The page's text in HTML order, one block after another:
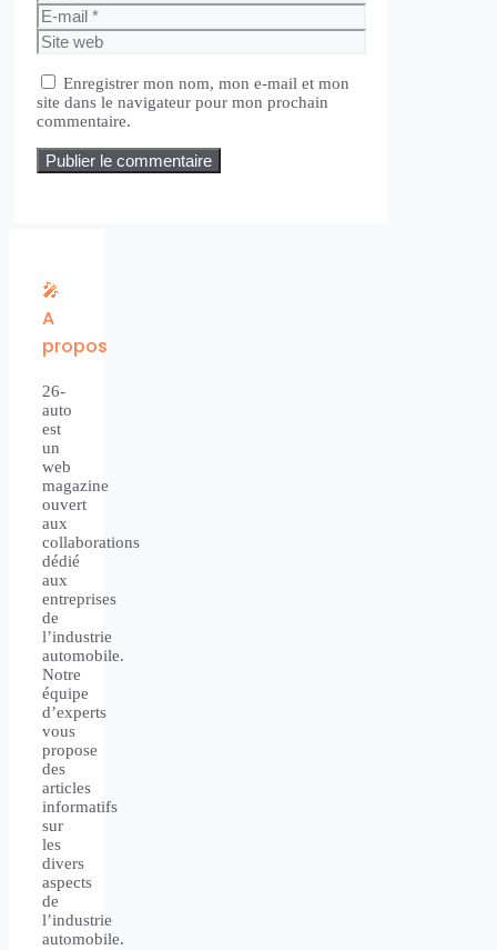
E-
mail
Site
web
Enregistrer mon nom, mon e-mail et mon
site dans le navigateur pour mon prochain
commentaire.
🎤
A
propos
26-
auto
est
un
web
magazine
ouvert
aux
collaborations
dédié
aux
entreprises
de
l’industrie
automobile.
Notre
équipe
d’experts
vous
propose
des
articles
informatifs
sur
les
divers
aspects
de
l’industrie
automobile.